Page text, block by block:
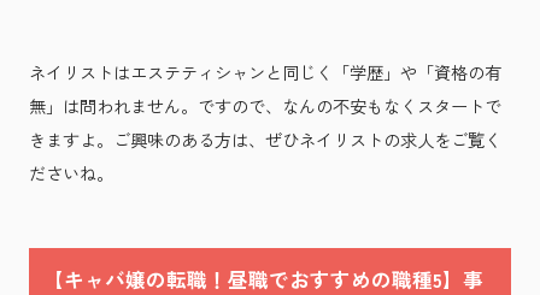
ネイリストはエステティシャンと同じく「学歴」や「資格の有
無」は問われません。ですので、なんの不安もなくスタートで
きますよ。ご興味のある方は、ぜひネイリストの求人をご覧く
ださいね。
【キャバ嬢の転職！昼職でおすすめの職種5】事